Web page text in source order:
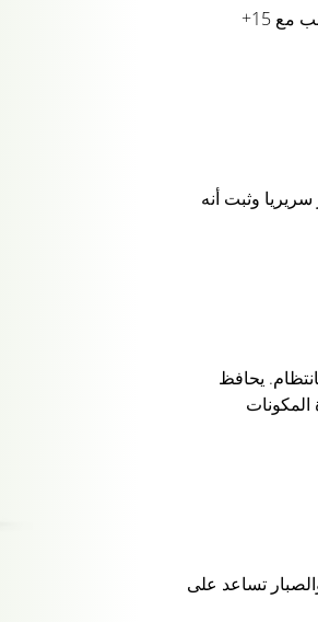
غني بالأملا النقي واللوز الحلو والصبار جنبا إلى جنب مع 15+
وثبت أنه
يحافظ
تساعد على